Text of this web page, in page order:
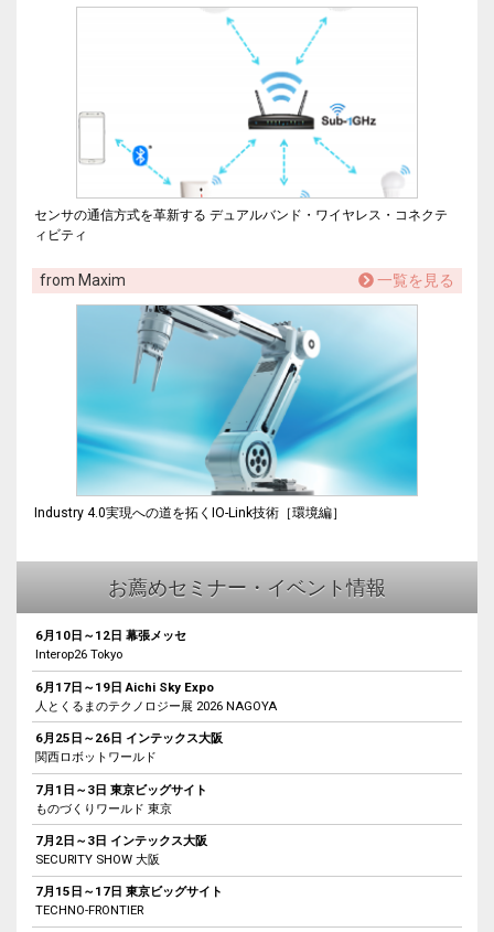
センサの通信方式を革新する デュアルバンド・ワイヤレス・コネクテ
ィビティ
from Maxim 一覧を見る
Industry 4.0実現への道を拓くIO-Link技術［環境編］
お薦めセミナー・イベント情報
6月10日～12日 幕張メッセ
Interop26 Tokyo
6月17日～19日 Aichi Sky Expo
人とくるまのテクノロジー展 2026 NAGOYA
6月25日～26日 インテックス大阪
関西ロボットワールド
7月1日～3日 東京ビッグサイト
ものづくりワールド 東京
7月2日～3日 インテックス大阪
SECURITY SHOW 大阪
7月15日～17日 東京ビッグサイト
TECHNO-FRONTIER